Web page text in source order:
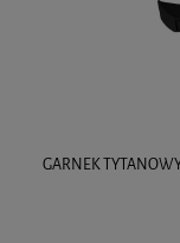
GARNEK